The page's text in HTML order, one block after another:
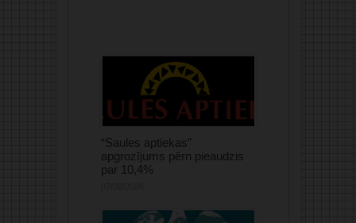
“Saules aptiekas”
apgrozījums pērn pieaudzis
par 10,4%